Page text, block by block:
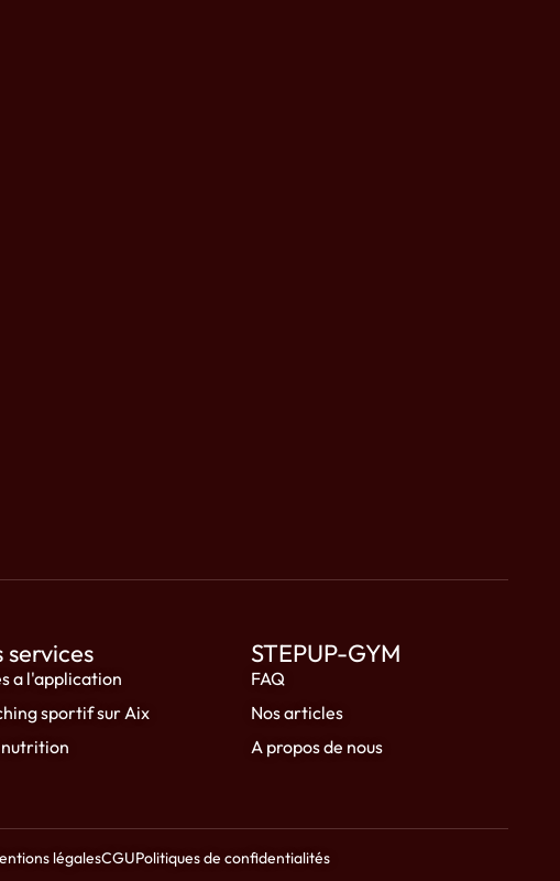
services
a l'application
sportif sur Aix
nutrition
STEPUP-GYM
FAQ
Nos articles
A propos de nous
légalesCGUPolitiques de confidentialités